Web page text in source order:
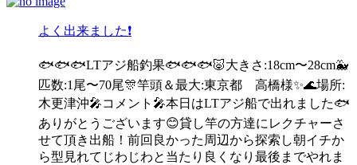
よく出来ました❗️
🐟🐟🐟LTアジ船釣果🐟🐟🐟🐷大きさ:18cm〜28cm🐳
匹数:1尾〜70尾🎊竿頭＆最大:東京都 高橋様✨🌊場所:
木更津沖🎤コメント🎤本日はLTアジ船で出れました🐟
ありがとうございます😊貸し竿の方達にレクチャーさ
せて頂き出船！前回良かった周辺から探索し朝イチか
ら型見れてじわじわと当たり良くなり最後までやれま